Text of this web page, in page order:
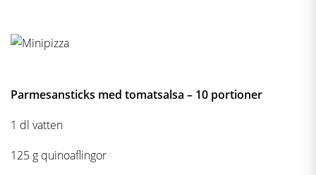
Parmesansticks med tomatsalsa – 10 portioner
1 dl vatten
125 g quinoaflingor